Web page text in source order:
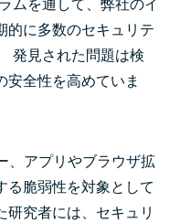
ムを通して、弊社のイ
的に多数のセキュリテ
発見された問題は検
全性を高めていま
、アプリやブラウザ拡
る脆弱性を対象として
研究者には、セキュリ